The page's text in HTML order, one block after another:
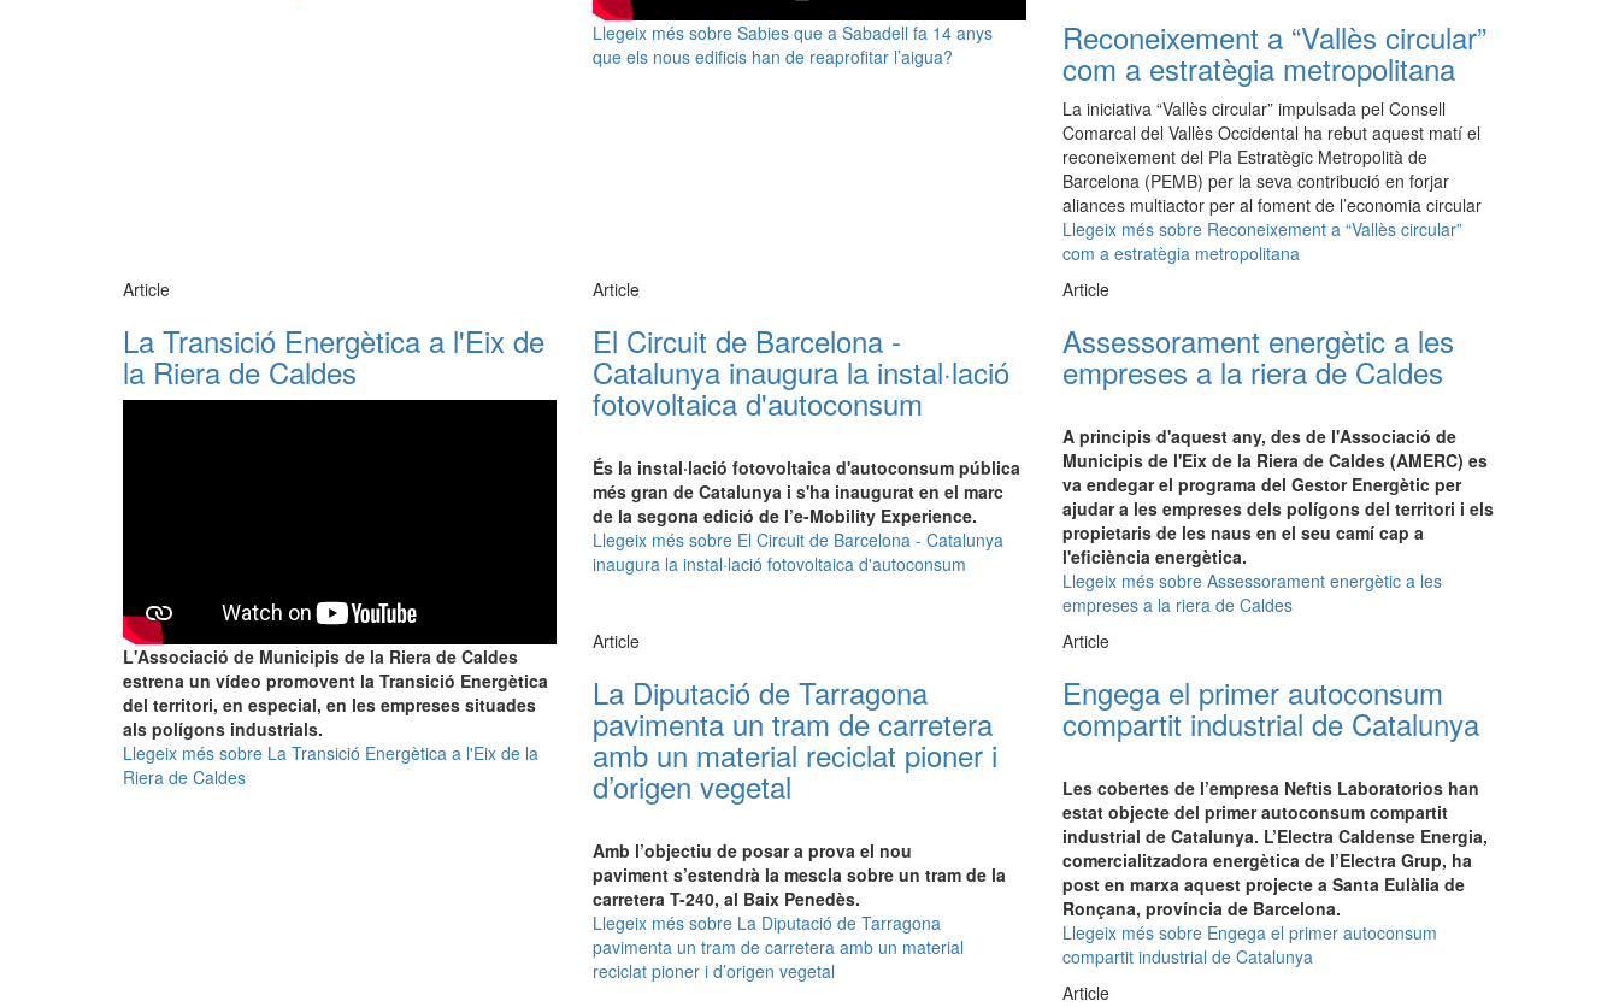
Llegeix més sobre Sabies que a Sabadell fa 14 anys
que els nous edificis han de reaprofitar l’aigua?
Reconeixement a “Vallès circular”
com a estratègia metropolitana
La iniciativa “Vallès circular” impulsada pel Consell
Comarcal del Vallès Occidental ha rebut aquest matí el
reconeixement del Pla Estratègic Metropolità de
Barcelona (PEMB) per la seva contribució en forjar
aliances multiactor per al foment de l’economia circular
Llegeix més sobre Reconeixement a “Vallès circular”
com a estratègia metropolitana
Article
La Transició Energètica a l'Eix de
la Riera de Caldes
L'Associació de Municipis de la Riera de Caldes
estrena un vídeo promovent la Transició Energètica
del territori, en especial, en les empreses situades
als polígons industrials.
Llegeix més sobre La Transició Energètica a l'Eix de la
Riera de Caldes
Article
El Circuit de Barcelona -
Catalunya inaugura la instal·lació
fotovoltaica d'autoconsum
És la instal·lació fotovoltaica d'autoconsum pública
més gran de Catalunya i s'ha inaugurat en el marc
de la segona edició de l’e-Mobility Experience.
Llegeix més sobre El Circuit de Barcelona - Catalunya
inaugura la instal·lació fotovoltaica d'autoconsum
Article
Assessorament energètic a les
empreses a la riera de Caldes
A principis d'aquest any, des de l'Associació de
Municipis de l'Eix de la Riera de Caldes (AMERC) es
va endegar el programa del Gestor Energètic per
ajudar a les empreses dels polígons del territori i els
propietaris de les naus en el seu camí cap a
l'eficiència energètica.
Llegeix més sobre Assessorament energètic a les
empreses a la riera de Caldes
Article
La Diputació de Tarragona
pavimenta un tram de carretera
amb un material reciclat pioner i
d’origen vegetal
Amb l’objectiu de posar a prova el nou
paviment s’estendrà la mescla sobre un tram de la
carretera T-240, al Baix Penedès.
Llegeix més sobre La Diputació de Tarragona
pavimenta un tram de carretera amb un material
reciclat pioner i d’origen vegetal
Article
Engega el primer autoconsum
compartit industrial de Catalunya
Les cobertes de l’empresa Neftis Laboratorios han
estat objecte del primer autoconsum compartit
industrial de Catalunya. L’Electra Caldense Energia,
comercialitzadora energètica de l’Electra Grup, ha
post en marxa aquest projecte a Santa Eulàlia de
Ronçana, província de Barcelona.
Llegeix més sobre Engega el primer autoconsum
compartit industrial de Catalunya
Article